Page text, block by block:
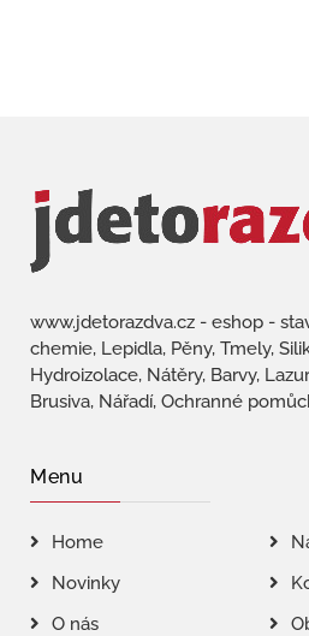
www.jdetorazdva.cz - eshop -
chemie, Lepidla, Pěny, Tmely,
Hydroizolace, Nátěry, Barvy,
Brusiva, Nářadí, Ochranné
Menu
Home
Novinky
O nás